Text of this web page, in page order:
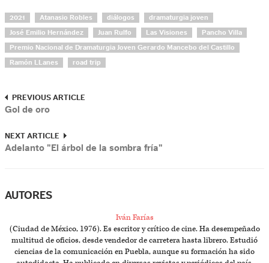
2021 Atanasio Robles diálogos dramaturgia joven
José Emilio Hernández Juan Rulfo Las Visiones Pancho Villa
Premio Nacional de Dramaturgia Joven Gerardo Mancebo del Castillo
Ramón LLanes road trip
PREVIOUS ARTICLE
Gol de oro
NEXT ARTICLE
Adelanto "El árbol de la sombra fría"
AUTORES
Iván Farías
(Ciudad de México, 1976). Es escritor y crítico de cine. Ha desempeñado
multitud de oficios, desde vendedor de carretera hasta librero. Estudió
ciencias de la comunicación en Puebla, aunque su formación ha sido